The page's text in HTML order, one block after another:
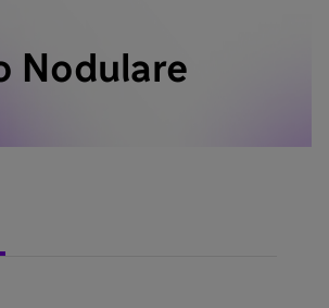
Nodulare